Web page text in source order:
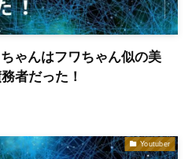
ゃんはフワちゃん似の美
者だった！
Youtuber